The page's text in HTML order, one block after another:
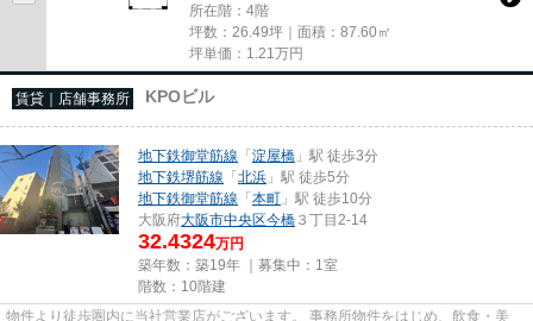
所在階：4階
坪数：26.49坪｜面積：87.60㎡
坪単価： 1.21 万円
賃貸｜店舗事務所 KPOビル
地下鉄御堂筋線 「淀屋橋 」駅 徒歩3分
地下鉄堺筋線 「北浜 」駅 徒歩5分
地下鉄御堂筋線 「本町 」駅 徒歩10分
大阪府大阪市中央区今橋 ３丁目2-14
32.4324万円
築年数：築19年 ｜募集中： 1室
階数：10階建
物件より徒歩圏内に当社営業店がございます。 事務所物件をはじめ、飲食・美